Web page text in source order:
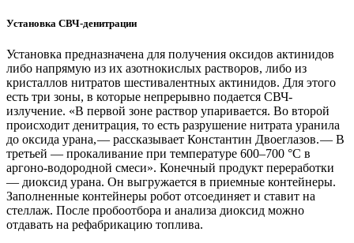
Установка СВЧ-денитрации
Установка предназначена для получения оксидов актинидов
либо напрямую из их азотнокислых растворов, либо из
кристаллов нитратов шестивалентных актинидов. Для этого
есть три зоны, в которые непрерывно подается СВЧ-
излучение. «В первой зоне раствор упаривается. Во второй
происходит денитрация, то есть разрушение нитрата уранила
до оксида урана, — ​рассказывает Константин Двоеглазов. — ​В
третьей — ​прокаливание при температуре 600–700 °C в
аргоно-водородной смеси». Конечный продукт переработки
— ​диоксид урана. Он выгружается в приемные контейнеры.
Заполненные контейнеры робот отсоединяет и ставит на
стеллаж. После пробоотбора и анализа диоксид можно
отдавать на рефабрикацию топлива.